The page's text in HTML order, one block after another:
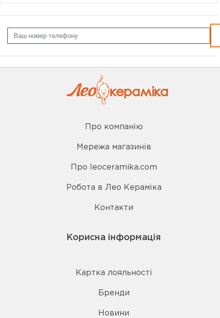
Про компанію
Мережа магазинів
Про leoceramika.com
Робота в Лео Кераміка
Контакти
Корисна інформація
Картка лояльності
Бренди
Новини